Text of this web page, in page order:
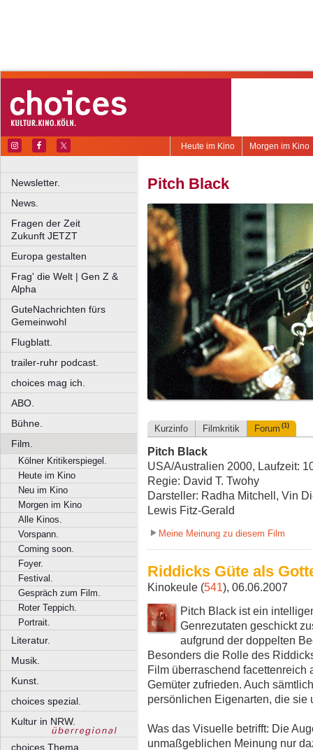
Morgen im Kino
Heute im Kino
Newsletter.
News.
Fragen der Zeit
Zukunft JETZT
Europa gestalten
Frag' die Welt | Gen Z &
Alpha
GuteNachrichten fürs
Gemeinwohl
Flugblatt.
trailer-ruhr podcast.
choices mag ich.
ABO.
Bühne.
Film.
Kölner Kritikerspiegel.
Heute im Kino
Neu im Kino
Morgen im Kino
Alle Kinos.
Vorspann.
Coming soon.
Foyer.
Festival.
Gespräch zum Film.
Roter Teppich.
Portrait.
Literatur.
Musik.
Kunst.
choices spezial.
Kultur in NRW.
choices Thema.
Pitch Black
Kurzinfo Filmkritik Forum (1)
Pitch Black
USA/Australien 2000, Laufzeit:
Regie: David T. Twohy
Darsteller: Radha Mitchell, Vin
Lewis Fitz-Gerald
Meine Meinung zu diesem Film
Riddicks Güte als
Kinokeule (541), 06.06.2007
Pitch Black ist ein
Genrezutaten geschickt
aufgrund der doppelten
Besonders die Rolle des
Film überraschend facettenreich
Gemüter zufrieden. Auch
persönlichen Eigenarten, die sie
Was das Visuelle betrifft: Die
unmaßgeblichen Meinung nur